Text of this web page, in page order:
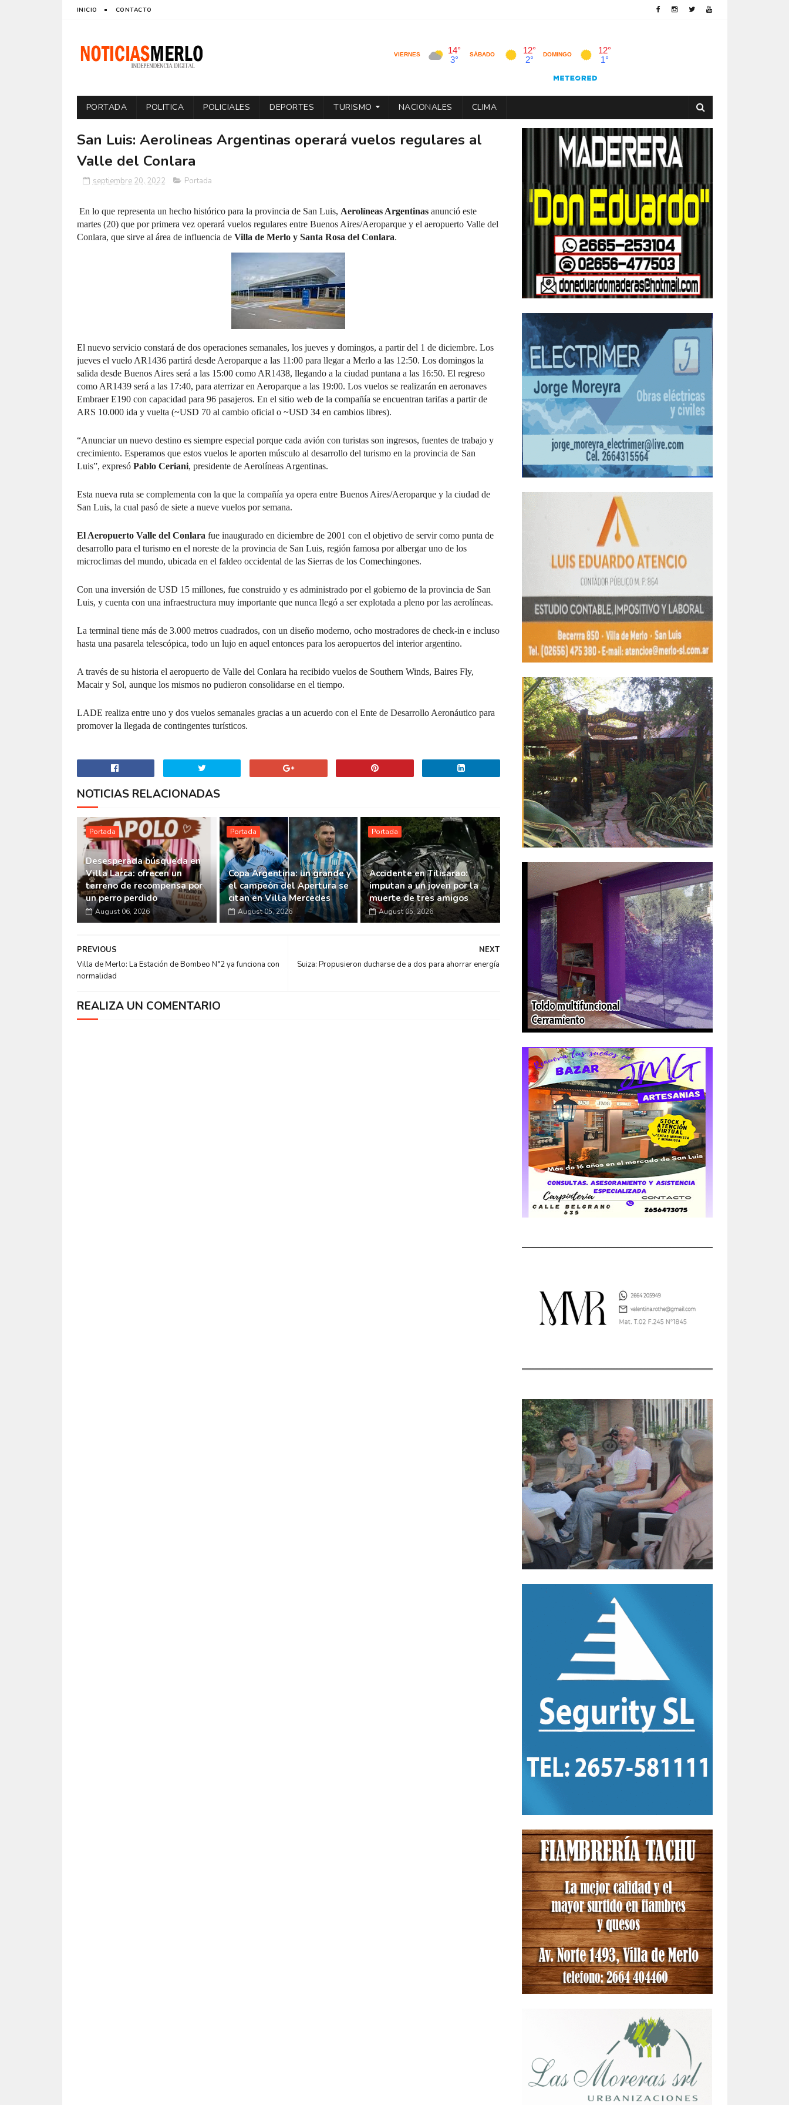
INICIO CONTACTO
PORTADA POLITICA POLICIALES DEPORTES TURISMO NACIONALES CLIMA
San Luis: Aerolineas Argentinas operará vuelos regulares al
Valle del Conlara
septiembre 20, 2022 Portada
En lo que representa un hecho histórico para la provincia de San Luis, Aerolíneas Argentinasanunció este
martes (20) que por primera vez operará vuelos regulares entre Buenos Aires/Aeroparque y el aeropuerto Valle del
Conlara, que sirve al área de influencia de Villa de Merlo y Santa Rosa del Conlara.
El nuevo servicio constará de dos operaciones semanales, los jueves y domingos, a partir del 1 de diciembre. Los
jueves el vuelo AR1436 partirá desde Aeroparque a las 11:00 para llegar a Merlo a las 12:50. Los domingos la
salida desde Buenos Aires será a las 15:00 como AR1438, llegando a la ciudad puntana a las 16:50. El regreso
como AR1439 será a las 17:40, para aterrizar en Aeroparque a las 19:00. Los vuelos se realizarán en aeronaves
Embraer E190 con capacidad para 96 pasajeros. En el sitio web de la compañía se encuentran tarifas a partir de
ARS 10.000 ida y vuelta (~USD 70 al cambio oficial o ~USD 34 en cambios libres).
“Anunciar un nuevo destino es siempre especial porque cada avión con turistas son ingresos, fuentes de trabajo y
crecimiento. Esperamos que estos vuelos le aporten músculo al desarrollo del turismo en la provincia de San
Luis”, expresó Pablo Ceriani, presidente de Aerolíneas Argentinas.
Esta nueva ruta se complementa con la que la compañía ya opera entre Buenos Aires/Aeroparque y la ciudad de
San Luis, la cual pasó de siete a nueve vuelos por semana.
El Aeropuerto Valle del Conlara fue inaugurado en diciembre de 2001 con el objetivo de servir como punta de
desarrollo para el turismo en el noreste de la provincia de San Luis, región famosa por albergar uno de los
microclimas del mundo, ubicada en el faldeo occidental de las Sierras de los Comechingones.
Con una inversión de USD 15 millones, fue construido y es administrado por el gobierno de la provincia de San
Luis, y cuenta con una infraestructura muy importante que nunca llegó a ser explotada a pleno por las aerolíneas.
La terminal tiene más de 3.000 metros cuadrados, con un diseño moderno, ocho mostradores de check-in e incluso
hasta una pasarela telescópica, todo un lujo en aquel entonces para los aeropuertos del interior argentino.
A través de su historia el aeropuerto de Valle del Conlara ha recibido vuelos de Southern Winds, Baires Fly,
Macair y Sol, aunque los mismos no pudieron consolidarse en el tiempo.
LADE realiza entre uno y dos vuelos semanales gracias a un acuerdo con el Ente de Desarrollo Aeronáutico para
promover la llegada de contingentes turísticos.
NOTICIAS RELACIONADAS
Portada
Desesperada búsqueda en
Villa Larca: ofrecen un
terreno de recompensa por
un perro perdido
August 06, 2026
Portada
Copa Argentina: un grande y
el campeón del Apertura se
citan en Villa Mercedes
August 05, 2026
Portada
Accidente en Tilisarao:
imputan a un joven por la
muerte de tres amigos
August 05, 2026
NEXT
Suiza: Propusieron ducharse de a dos para ahorrar energía
PREVIOUS
Villa de Merlo: La Estación de Bombeo N°2 ya funciona con
normalidad
REALIZA UN COMENTARIO